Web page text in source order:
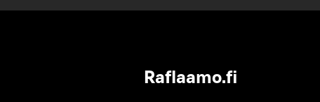
Raflaamo.fi